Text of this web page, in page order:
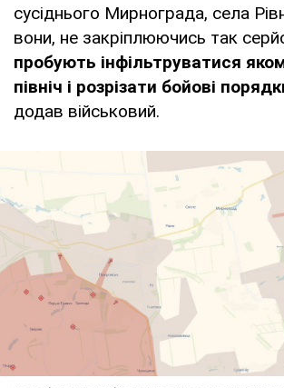
сусіднього Мирнограда, села
вони, не закріплюючись так
пробують інфільтруватися
північ і розрізати бойові
додав військовий.